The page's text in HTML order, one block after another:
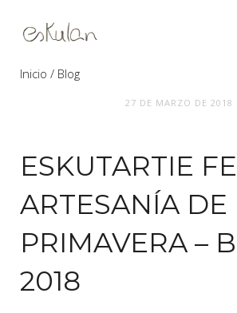
Inicio Blog
27 DE MARZO DE 2018
ESKUTARTIE
ARTESANÍA DE
PRIMAVERA –
2018